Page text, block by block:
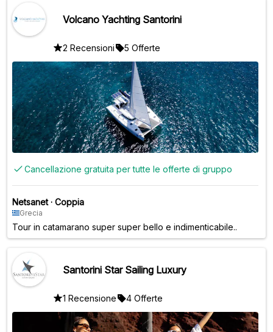
Volcano Yachting Santorini
2 Recensioni 5 Offerte
Cancellazione gratuita per tutte le offerte di gruppo
Netsanet · Coppia
Grecia
Tour in catamarano super super bello e indimenticabile..
Santorini Star Sailing Luxury
1 Recensione 4 Offerte